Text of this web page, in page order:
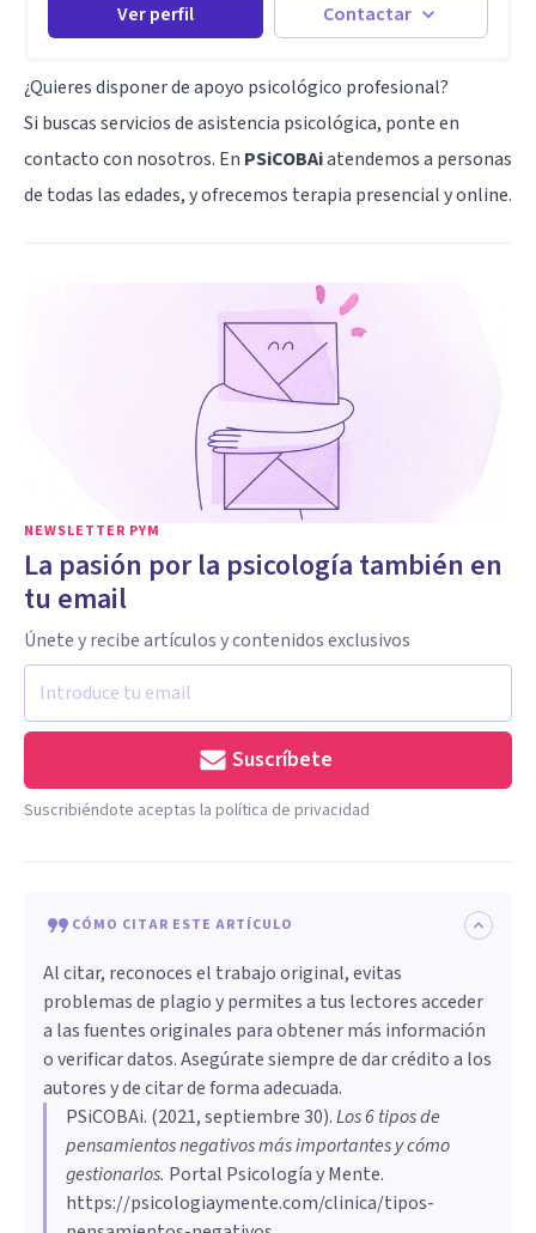
Ver perfil Contactar
¿Quieres disponer de apoyo psicológico profesional?
Si buscas servicios de asistencia psicológica, ponte en
contacto con nosotros. En PSiCOBAiatendemos a personas
de todas las edades, y ofrecemos terapia presencial y online.
NEWSLETTER PYM
La pasión por la psicología también en
tu email
Únete y recibe artículos y contenidos exclusivos
Suscríbete
Suscribiéndote aceptas la política de privacidad
CÓMO CITAR ESTE ARTÍCULO
Al citar, reconoces el trabajo original, evitas
problemas de plagio y permites a tus lectores acceder
a las fuentes originales para obtener más información
o verificar datos. Asegúrate siempre de dar crédito a los
autores y de citar de forma adecuada.
PSiCOBAi. (2021, septiembre 30).Los 6 tipos de
pensamientos negativos más importantes y cómo
gestionarlos. Portal Psicología y Mente.
https://psicologiaymente.com/clinica/tipos-